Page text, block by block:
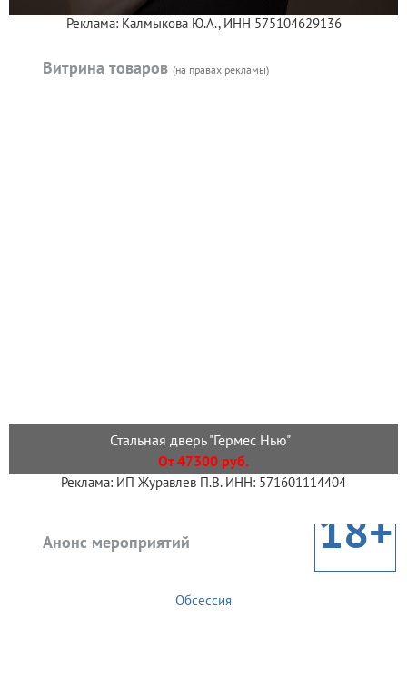
Реклама: Калмыкова Ю.А., ИНН 575104629136
Витрина товаров (на правах рекламы)
Стальная дверь "Гермес Нью"
От 47300 руб.
Реклама: ИП Журавлев П.В. ИНН: 571601114404
Анонс мероприятий 18+
Обсессия